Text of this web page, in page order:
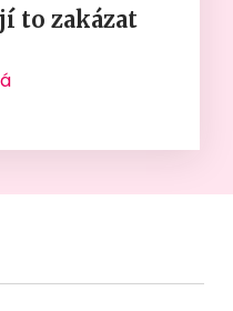
to zakázat